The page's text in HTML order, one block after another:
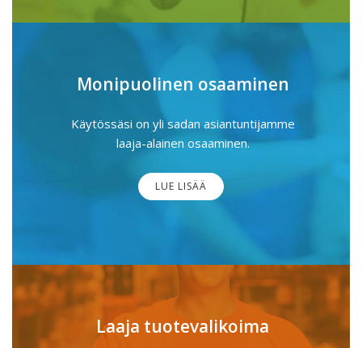
Monipuolinen osaaminen
Käytössäsi on yli sadan asiantuntijamme
laaja-alainen osaaminen.
LUE LISÄÄ
Laaja tuotevalikoima